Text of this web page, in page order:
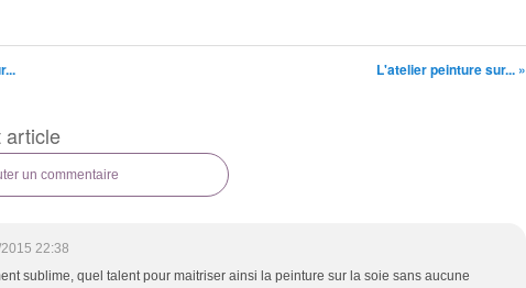
L'atelier peinture sur... »
article
un commentaire
22:38
sublime, quel talent pour maitriser ainsi la peinture sur la soie sans aucune